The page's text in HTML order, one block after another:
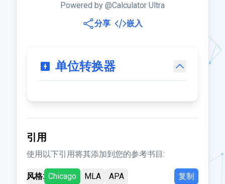
Powered by @Calculator Ultra
分享
嵌入
单位转换器
引用
使用以下引用将其添加到您的参考书目:
风格: Chicago MLA APA 复制